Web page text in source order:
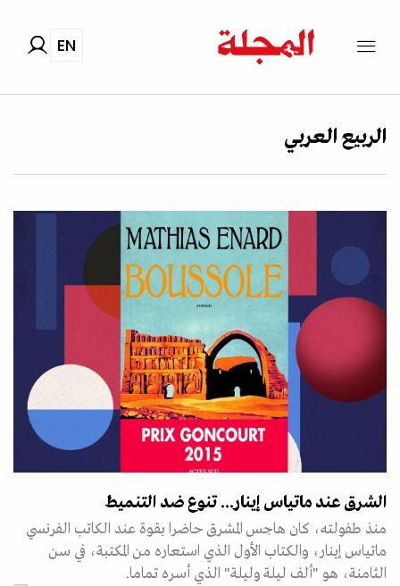
EN
الربيع العربي
الشرق عند ماتياس إينار... تنوع ضد التنميط
منذ طفولته، كان هاجس المشرق حاضرا بقوة عند الكاتب الفرنسي
ماتياس إينار، والكتاب الأول الذي استعاره من المكتبة، في سن
الثامنة، هو "ألف ليلة وليلة" الذي أسره تماما.